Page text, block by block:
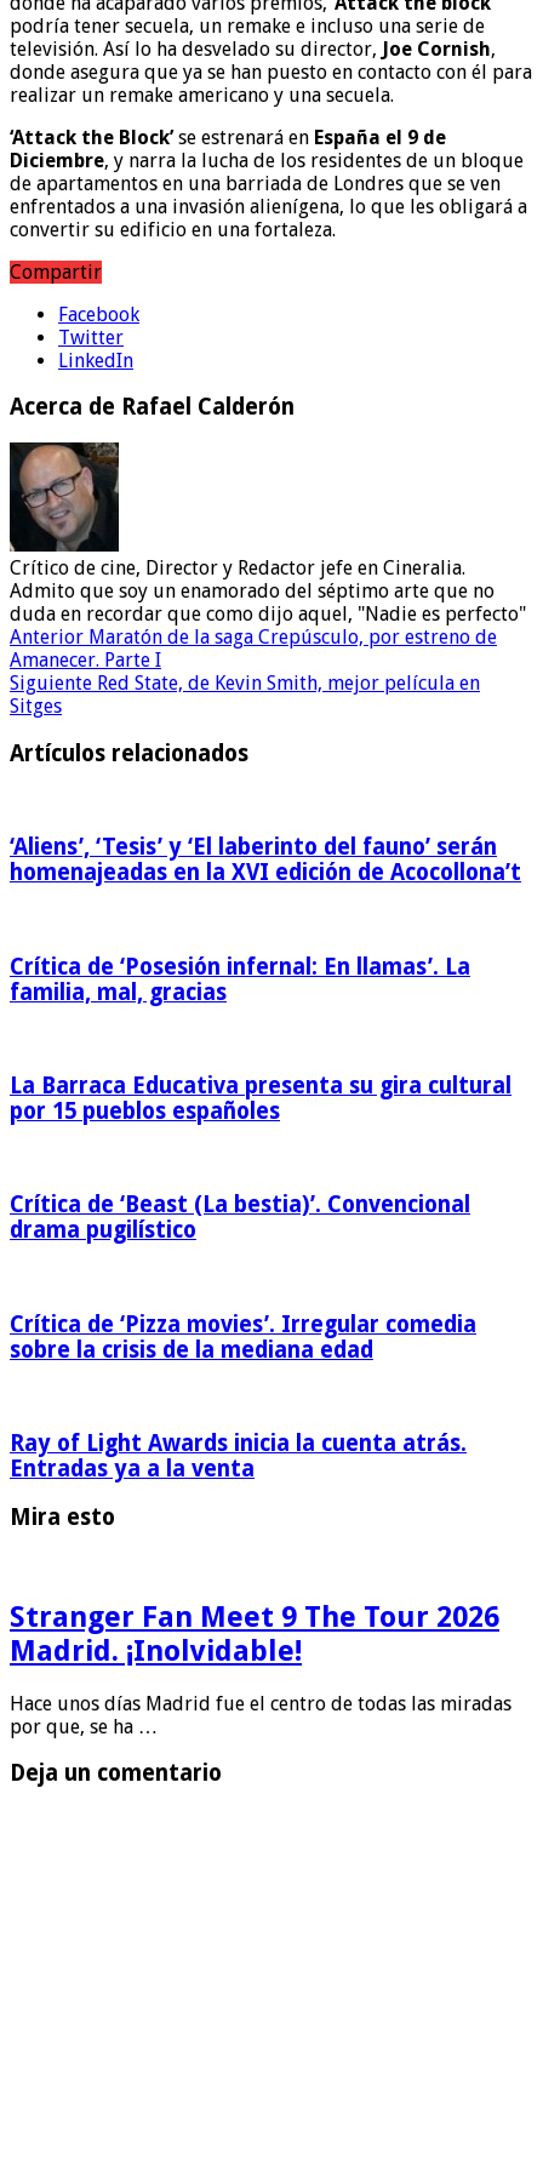
podría tener secuela, un remake e incluso una serie de
televisión. Así lo ha desvelado su director, Joe Cornish,
donde asegura que ya se han puesto en contacto con él para
realizar un remake americano y una secuela.
‘Attack the Block’se estrenará en España el 9 de
Diciembre, y narra la lucha de los residentes de un bloque
de apartamentos en una barriada de Londres que se ven
enfrentados a una invasión alienígena, lo que les obligará a
convertir su edificio en una fortaleza.
Compartir
Facebook
Twitter
LinkedIn
Acerca de Rafael Calderón
Crítico de cine, Director y Redactor jefe en Cineralia.
Admito que soy un enamorado del séptimo arte que no
duda en recordar que como dijo aquel, "Nadie es perfecto"
Anterior Maratón de la saga Crepúsculo, por estreno de
Amanecer. Parte I
Siguiente Red State, de Kevin Smith, mejor película en
Sitges
Artículos relacionados
‘Aliens’, ‘Tesis’ y ‘El laberinto del fauno’ serán
homenajeadas en la XVI edición de Acocollona’t
Crítica de ‘Posesión infernal: En llamas’. La
familia, mal, gracias
La Barraca Educativa presenta su gira cultural
por 15 pueblos españoles
Crítica de ‘Beast (La bestia)’. Convencional
drama pugilístico
Crítica de ‘Pizza movies’. Irregular comedia
sobre la crisis de la mediana edad
Ray of Light Awards inicia la cuenta atrás.
Entradas ya a la venta
Mira esto
Stranger Fan Meet 9 The Tour 2026
Madrid. ¡Inolvidable!
Hace unos días Madrid fue el centro de todas las miradas
por que, se ha …
Deja un comentario